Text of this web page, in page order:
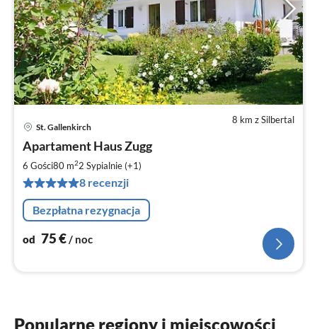
8 km z Silbertal
St. Gallenkirch
Apartament Haus Zugg
6 Gości80 m22 Sypialnie (+1)
8 recenzji
Bezpłatna rezygnacja
od 75€/ noc
Popularne regiony i miejscowości